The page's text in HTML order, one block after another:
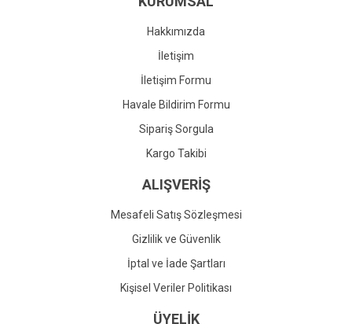
Gönder
Hakkımızda
İletişim
İletişim Formu
Havale Bildirim Formu
Sipariş Sorgula
Kargo Takibi
ALIŞVERİŞ
Mesafeli Satış Sözleşmesi
Gizlilik ve Güvenlik
İptal ve İade Şartları
Kişisel Veriler Politikası
ÜYELİK